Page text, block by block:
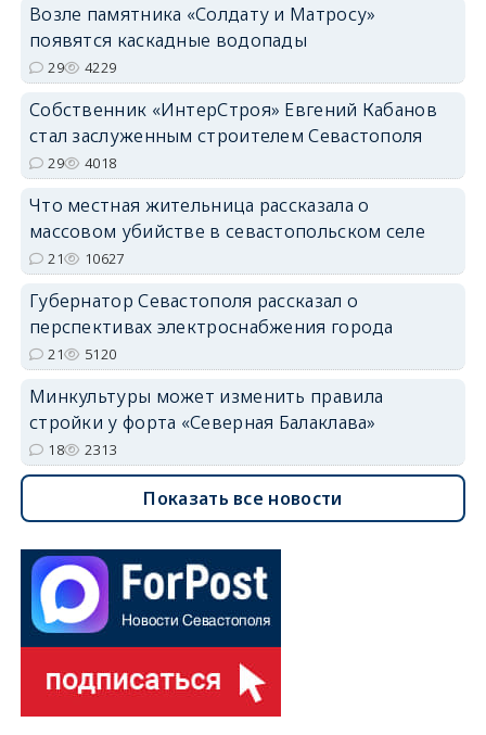
Возле памятника «Солдату и Матросу»
появятся каскадные водопады
29 4229
Собственник «ИнтерСтроя» Евгений Кабанов
стал заслуженным строителем Севастополя
29 4018
Что местная жительница рассказала о
массовом убийстве в севастопольском селе
21 10627
Губернатор Севастополя рассказал о
перспективах электроснабжения города
21 5120
Минкультуры может изменить правила
стройки у форта «Северная Балаклава»
18 2313
Показать все новости